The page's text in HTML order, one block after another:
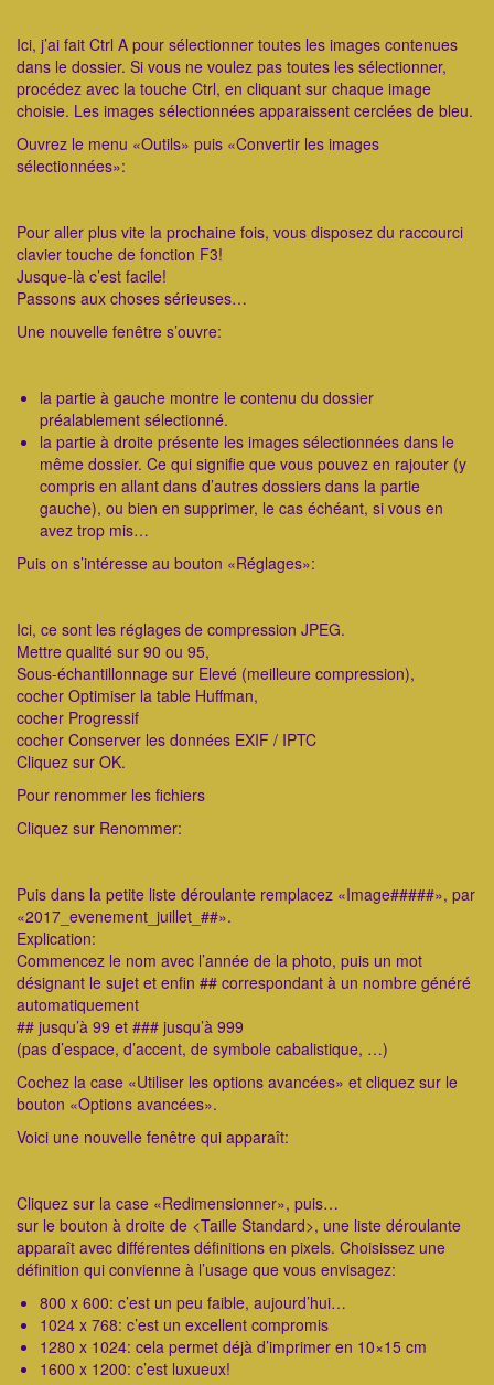
Ici, j’ai fait Ctrl A pour sélectionner toutes les images contenues
dans le dossier. Si vous ne voulez pas toutes les sélectionner,
procédez avec la touche Ctrl, en cliquant sur chaque image
choisie. Les images sélectionnées apparaissent cerclées de bleu.
Ouvrez le menu «Outils» puis «Convertir les images
sélectionnées»:
Pour aller plus vite la prochaine fois, vous disposez du raccourci
clavier touche de fonction F3!
Jusque-là c’est facile!
Passons aux choses sérieuses…
Une nouvelle fenêtre s’ouvre:
la partie à gauche montre le contenu du dossier
préalablement sélectionné.
la partie à droite présente les images sélectionnées dans le
même dossier. Ce qui signifie que vous pouvez en rajouter (y
compris en allant dans d’autres dossiers dans la partie
gauche), ou bien en supprimer, le cas échéant, si vous en
avez trop mis…
Puis on s’intéresse au bouton «Réglages»:
Ici, ce sont les réglages de compression JPEG.
Mettre qualité sur 90 ou 95,
Sous-échantillonnage sur Elevé (meilleure compression),
cocher Optimiser la table Huffman,
cocher Progressif
cocher Conserver les données EXIF / IPTC
Cliquez sur OK.
Pour renommer les fichiers
Cliquez sur Renommer:
Puis dans la petite liste déroulante remplacez «Image#####», par
«2017_evenement_juillet_##».
Explication:
Commencez le nom avec l’année de la photo, puis un mot
désignant le sujet et enfin ## correspondant à un nombre généré
automatiquement
## jusqu’à 99 et ### jusqu’à 999
(pas d’espace, d’accent, de symbole cabalistique, …)
Cochez la case «Utiliser les options avancées» et cliquez sur le
bouton «Options avancées».
Voici une nouvelle fenêtre qui apparaît:
Cliquez sur la case «Redimensionner», puis…
sur le bouton à droite de <Taille Standard>, une liste déroulante
apparaît avec différentes définitions en pixels. Choisissez une
définition qui convienne à l’usage que vous envisagez:
800 x 600: c’est un peu faible, aujourd’hui…
1024 x 768: c’est un excellent compromis
1280 x 1024: cela permet déjà d’imprimer en 10×15 cm
1600 x 1200: c’est luxueux!